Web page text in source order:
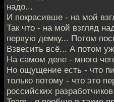
надо...
И покрасивше - на мой
Так что - на мой взгляд
первую демку... Потом
Взвесить всё... А потом
На самом деле - много
Но ощущение есть - что
только потому - что это
российских